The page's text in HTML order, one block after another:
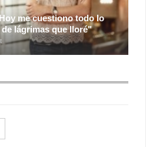
me cuestiono todo lo
lágrimas que lloré"
del mundo. En Moscú la